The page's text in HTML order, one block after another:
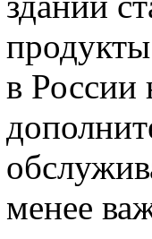
в России
менее